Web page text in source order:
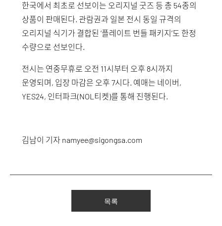
한국에서 최초로 선보이는 오리지널 굿즈 등 총 54종의
상품이 판매된다. 관람권과 일본 전시 동일 규격의
오리지널 식기가 결합된 ‘플레이트 번들 패키지’도 한정
수량으로 선보인다.
전시는 연중무휴로 오전 11시부터 오후 8시까지
운영되며, 입장 마감은 오후 7시다. 예매는 네이버,
YES24, 인터파크(NOL티켓)를 통해 진행된다.
김남이 기자 namyee@sigongsa.com
목록